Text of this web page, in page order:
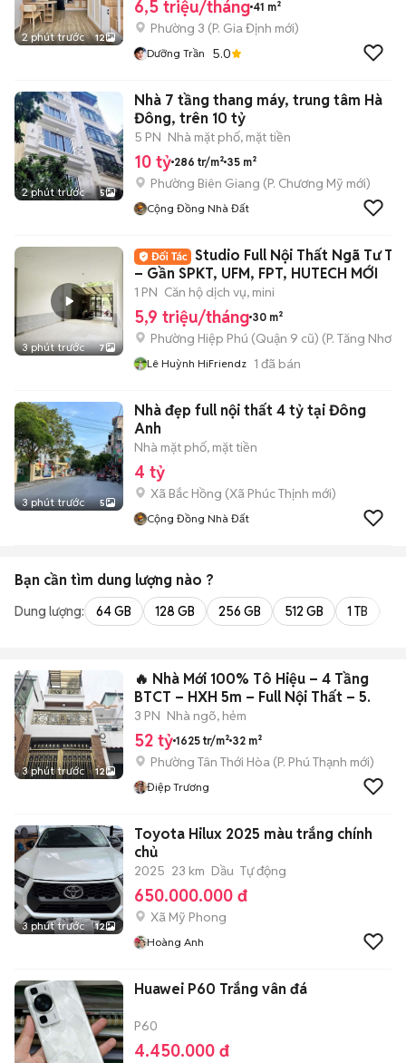
2 phút trước 12
6,5 triệu/tháng 41 m²
Phường 3 (P. Gia Định mới)
Dưỡng Trần 5.0
2 phút trước 5
Nhà 7 tầng thang máy, trung tâm Hà
Đông, trên 10 tỷ
5 PN Nhà mặt phố, mặt tiền
10 tỷ 286 tr/m² 35 m²
Phường Biên Giang (P. Chương Mỹ mới)
Cộng Đồng Nhà Đất
3 phút trước 7
Studio Full Nội Thất Ngã Tư
– Gần SPKT, UFM, FPT, HUTECH MỚI
1 PN Căn hộ dịch vụ, mini
5,9 triệu/tháng 30 m²
Phường Hiệp Phú (Quận 9 cũ) (P. Tăng Nhơn
Lê Huỳnh HiFriendz 1 đã bán
3 phút trước 5
Nhà đẹp full nội thất 4 tỷ tại Đông
Anh
Nhà mặt phố, mặt tiền
4 tỷ
Xã Bắc Hồng (Xã Phúc Thịnh mới)
Cộng Đồng Nhà Đất
Bạn cần tìm dung lượng nào ?
Dung lượng: 64 GB 128 GB 256 GB 512 GB 1 TB
3 phút trước 12
🔥 Nhà Mới 100% Tô Hiệu – 4 Tầng
BTCT – HXH 5m – Full Nội Thất – 5.
3 PN Nhà ngõ, hẻm
52 tỷ 1625 tr/m² 32 m²
Phường Tân Thới Hòa (P. Phú Thạnh mới)
Điệp Trương
3 phút trước 12
Toyota Hilux 2025 màu trắng chính
chủ
2025 23 km Dầu Tự động
650.000.000 đ
Xã Mỹ Phong
Hoàng Anh
Huawei P60 Trắng vân đá
P60
4.450.000 đ